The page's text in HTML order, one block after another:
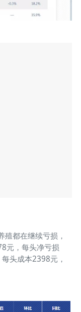
都在继续亏损，
元，每头净亏损
头成本2398元，